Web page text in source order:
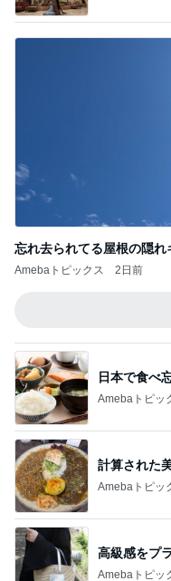
忘れ去られてる屋根の隠れ
Amebaトピックス 2日前
日本で食べ
Amebaトピッ
計算された
Amebaトピッ
高級感をプ
Amebaトピッ